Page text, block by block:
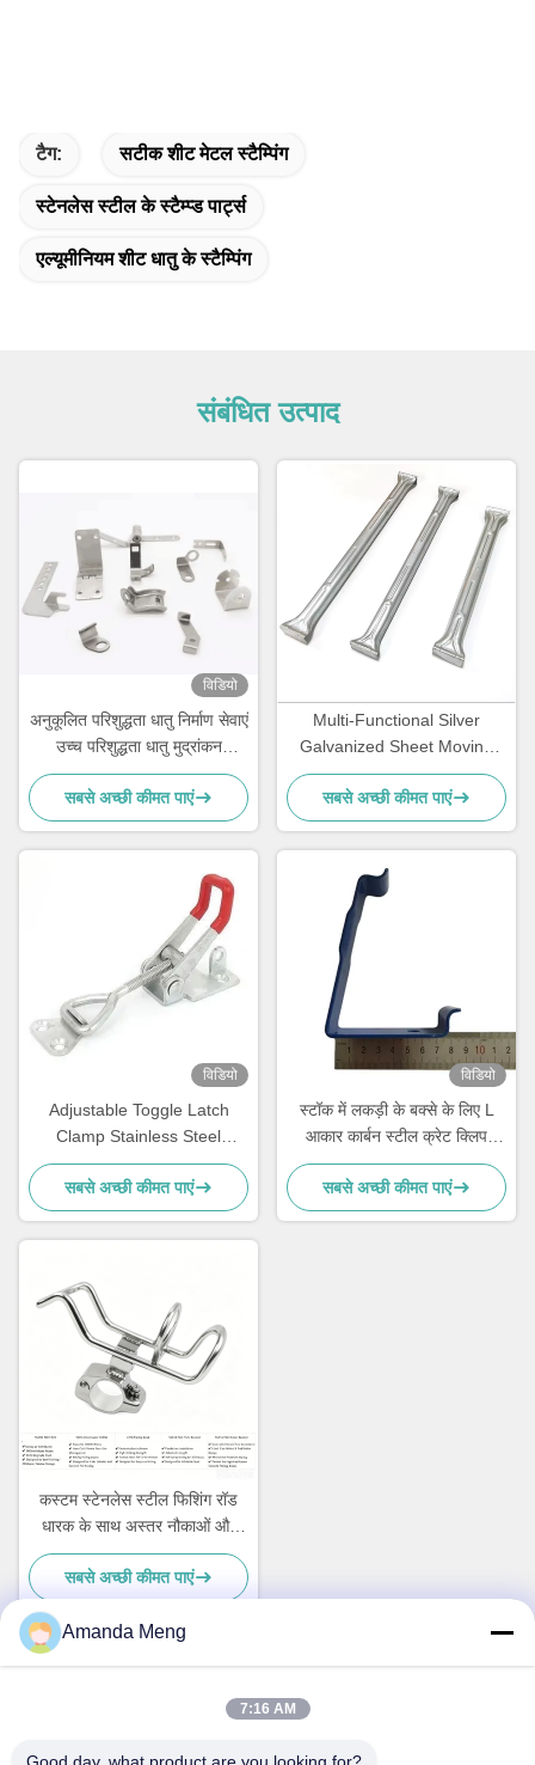
टैग: सटीक शीट मेटल स्टैम्पिंग
स्टेनलेस स्टील के स्टैम्प्ड पार्ट्स
एल्यूमीनियम शीट धातु के स्टैम्पिंग
संबंधित उत्पाद
विडियो
अनुकूलित परिशुद्धता धातु निर्माण सेवाएं
उच्च परिशुद्धता धातु मुद्रांकन
एनोडाइज करें
सबसे अच्छी कीमत पाएं
Multi-Functional Silver
Galvanized Sheet Moving
Wardrobe with Removable
Hanging Rod & Carton
सबसे अच्छी कीमत पाएं
विडियो
Adjustable Toggle Latch
Clamp Stainless Steel
Triangle Hasp Three Holes
Mortise Lock 80mm Backset
1 Key Quick Release
सबसे अच्छी कीमत पाएं
विडियो
स्टॉक में लकड़ी के बक्से के लिए L
आकार कार्बन स्टील क्रेट क्लिप
लकड़ी के बक्से के लिए वसंत भरी हुई
पैलेट क्लिप कस्टम आकार
सबसे अच्छी कीमत पाएं
कस्टम स्टेनलेस स्टील फिशिंग रॉड
धारक के साथ अस्तर नौकाओं और
जहाजों के लिए नई नौका सामान
सबसे अच्छी कीमत पाएं
Amanda Meng
7:16 AM